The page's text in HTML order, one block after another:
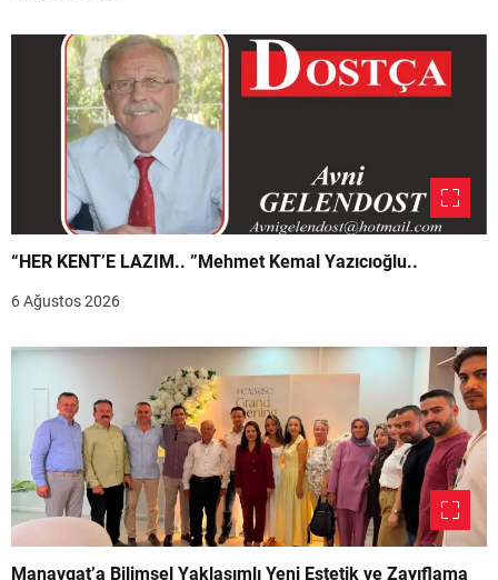
“HER KENT’E LAZIM.. ”Mehmet Kemal Yazıcıoğlu..
6 Ağustos 2026
Manavgat’a Bilimsel Yaklaşımlı Yeni Estetik ve Zayıflama